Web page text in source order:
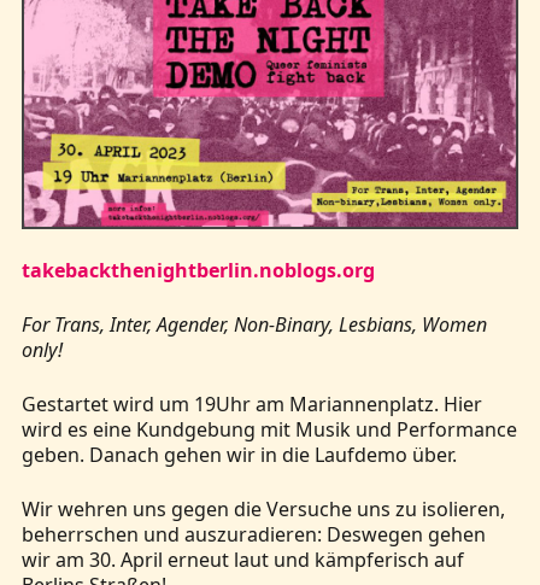
takebackthenightberlin.noblogs.org
For Trans, Inter, Agender, Non-Binary, Lesbians, Women
only!
Gestartet wird um 19Uhr am Mariannenplatz. Hier
wird es eine Kundgebung mit Musik und Performance
geben. Danach gehen wir in die Laufdemo über.
Wir wehren uns gegen die Versuche uns zu isolieren,
beherrschen und auszuradieren: Deswegen gehen
wir am 30. April erneut laut und kämpferisch auf